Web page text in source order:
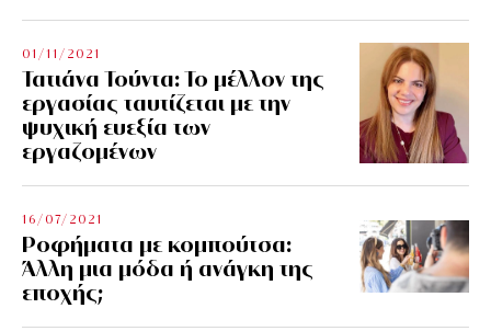
01/11/2021
Τατιάνα Τούντα: Το μέλλον της
εργασίας ταυτίζεται με την
ψυχική ευεξία των
εργαζομένων
16/07/2021
Ροφήματα με κομπούτσα:
Άλλη μια μόδα ή ανάγκη της
εποχής;